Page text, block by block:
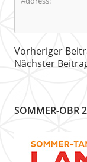
Vorheriger
Nächster
SOMMER-OBR